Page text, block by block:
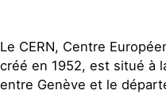
Le CERN, Centre
créé en 1952, est situé à
entre Genève et le